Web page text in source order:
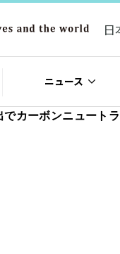
日
ニュース
でカーボンニュート